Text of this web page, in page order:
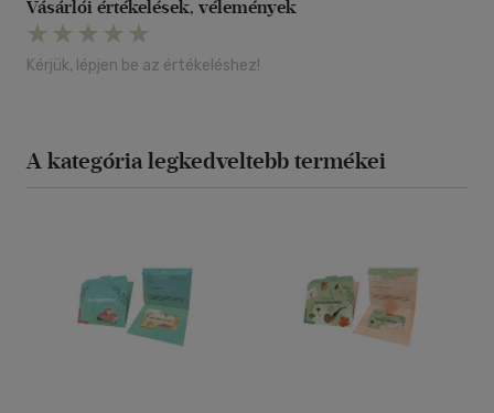
Vásárlói értékelések, vélemények
Kérjük, lépjen be az értékeléshez!
A kategória legkedveltebb termékei